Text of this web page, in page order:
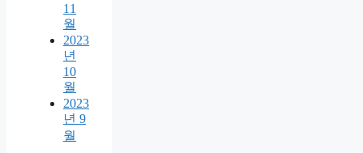
11
월
2023
년
10
월
2023
년 9
월